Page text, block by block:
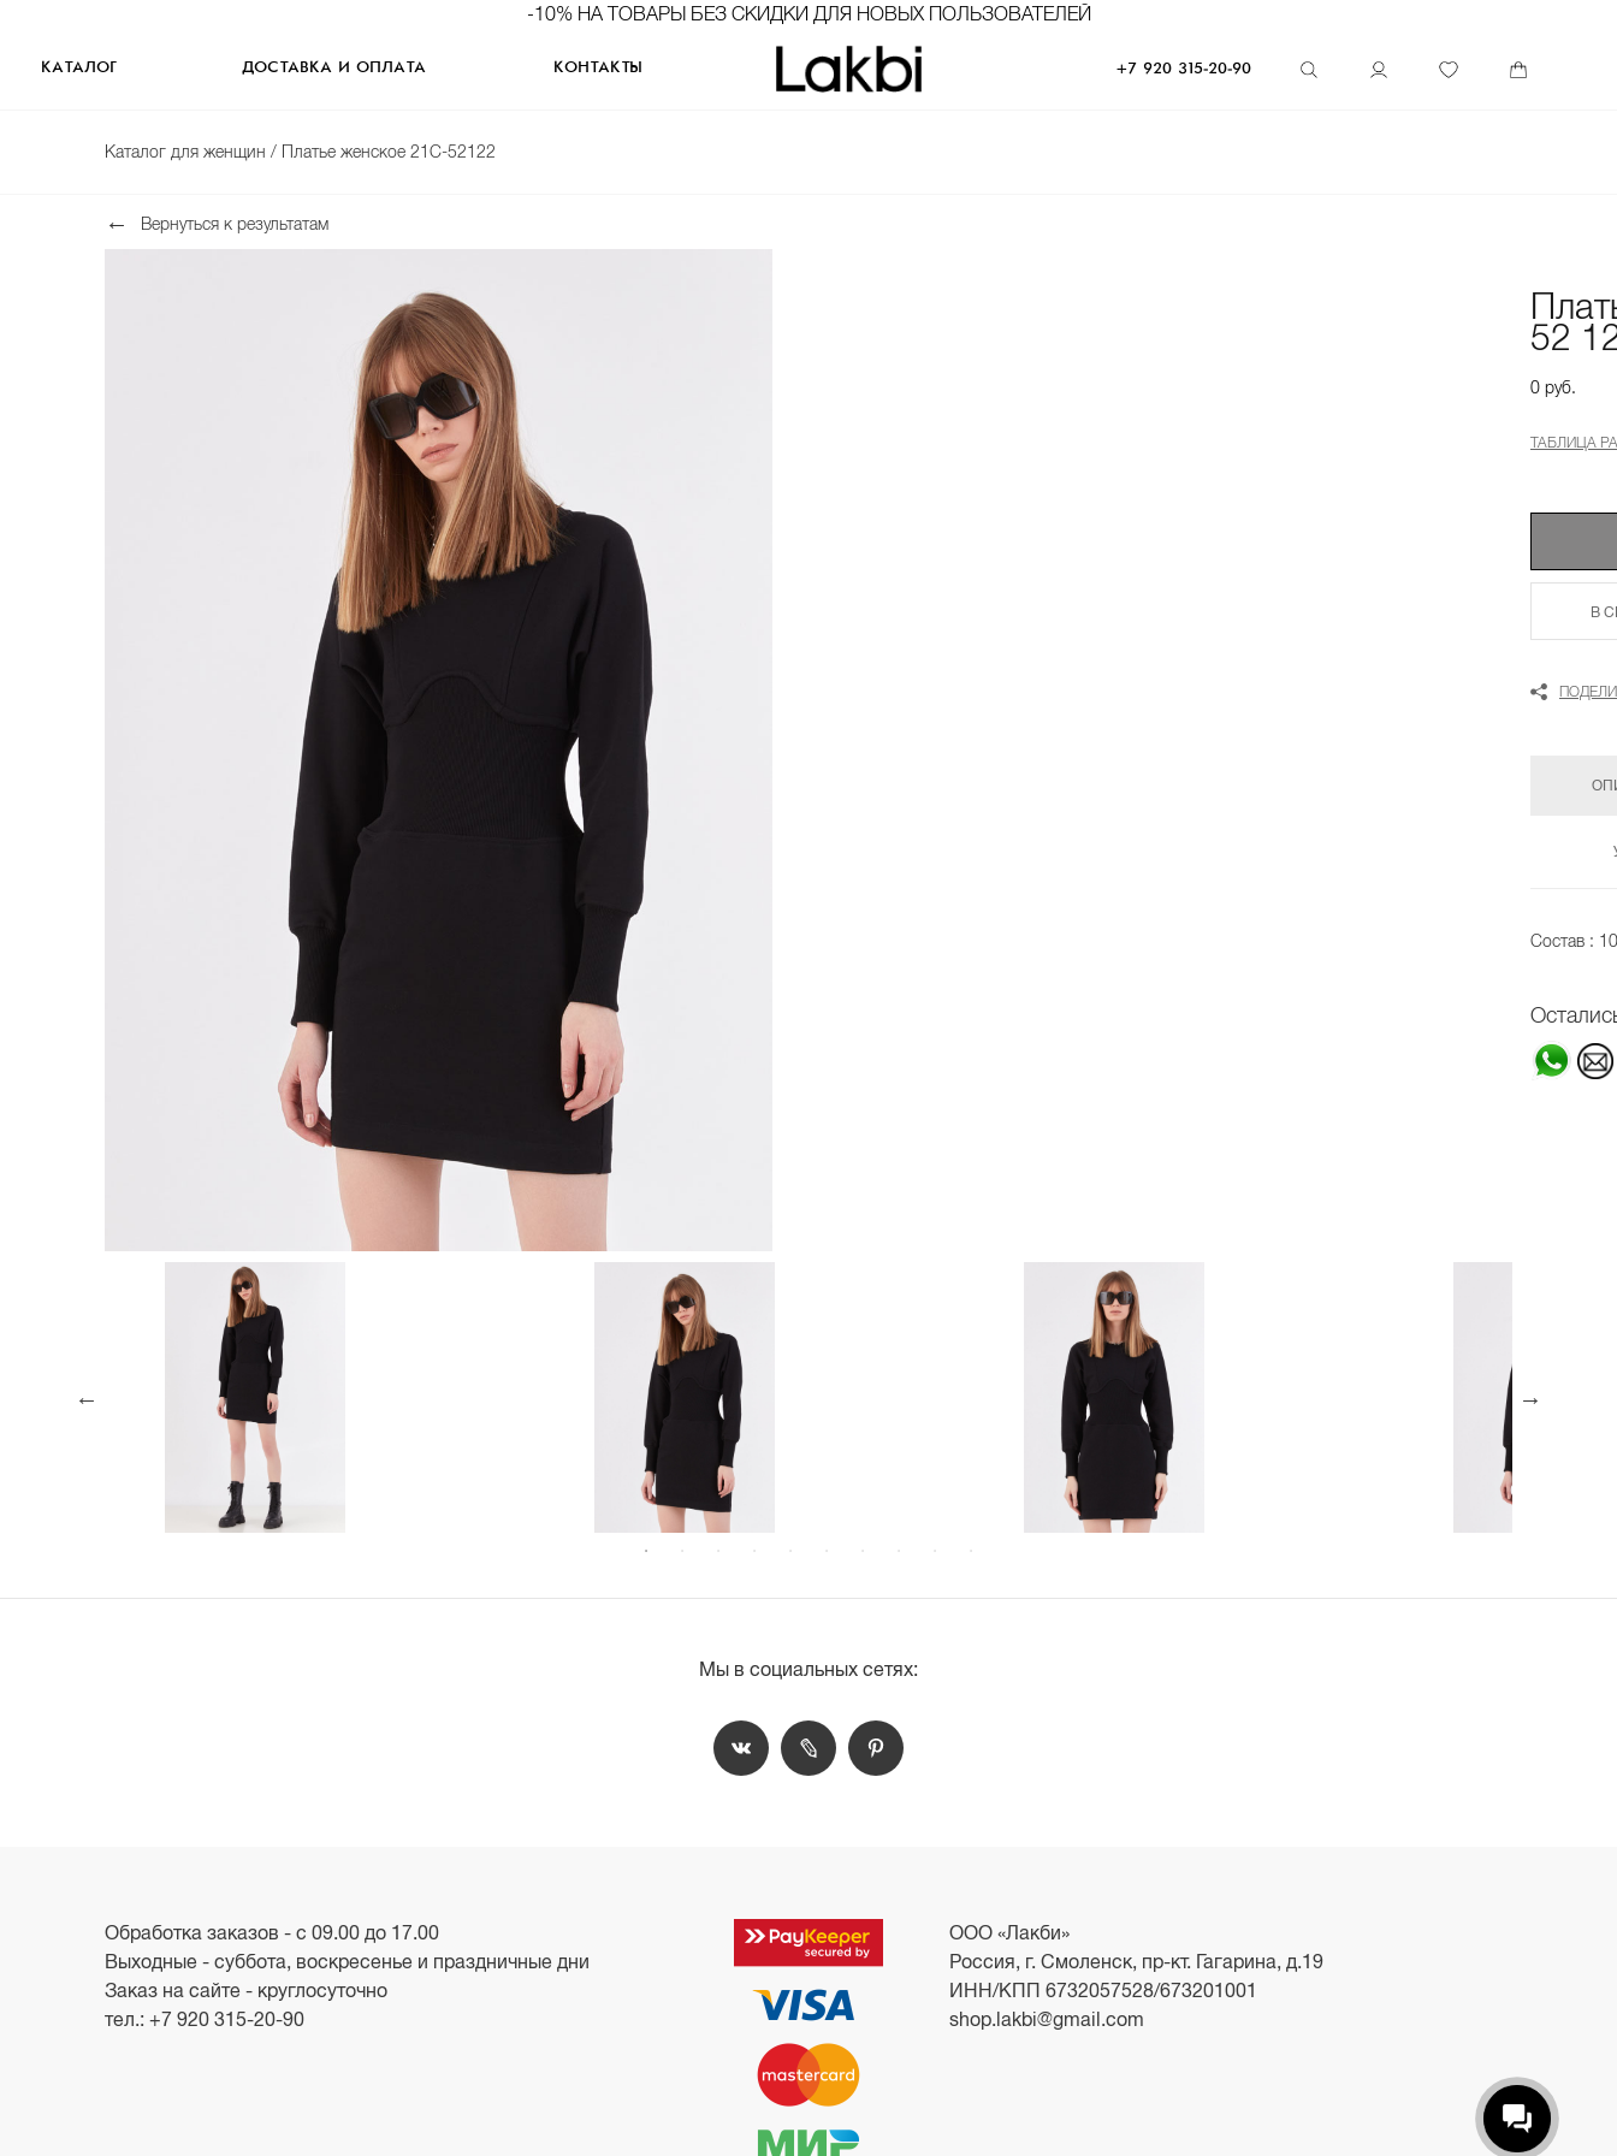
-10% НА ТОВАРЫ БЕЗ СКИДКИ ДЛЯ НОВЫХ ПОЛЬЗОВАТЕЛЕЙ
КАТАЛОГ ДОСТАВКА И ОПЛАТА КОНТАКТЫ +7 920 315-20-90
Каталог для женщин / Платье женское 21С-52122
Вернуться к результатам
52
0 руб.
ТАБЛИЦА
В
Состав :
Мы в социальных сетях:
Обработка заказов - с 09.00 до 17.00
Выходные - суббота, воскресенье и праздничные дни
Заказ на сайте - круглосуточно
тел.: +7 920 315-20-90
ООО «Лакби»
Россия, г. Смоленск, пр-кт. Гагарина, д.19
ИНН/КПП 6732057528/673201001
shop.lakbi@gmail.com